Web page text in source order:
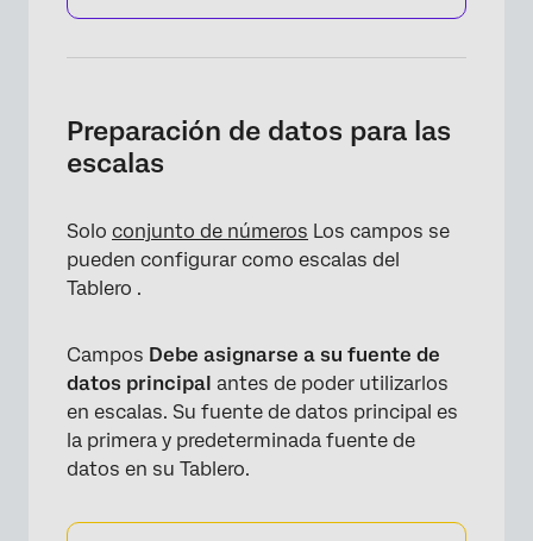
×
×
Preparación de datos para las
escalas
Solo conjunto de números Los campos se
pueden configurar como escalas del
Tablero .
Campos Debe asignarse a su fuente de
datos principal antes de poder utilizarlos
en escalas. Su fuente de datos principal es
la primera y predeterminada fuente de
datos en su Tablero.